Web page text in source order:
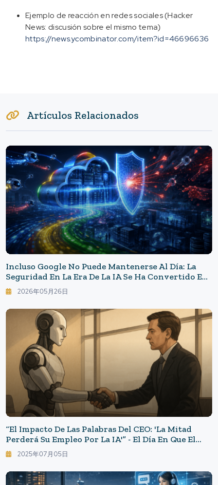
Ejemplo de reacción en redes sociales (Hacker
News: discusión sobre el mismo tema)
https://news.ycombinator.com/item?id=46696636
Artículos Relacionados
Incluso Google No Puede Mantenerse Al Día: La
Seguridad En La Era De La IA Se Ha Convertido En
Una Lucha "en Cuestión De Segundos"
2026年05月26日
“El Impacto De Las Palabras Del CEO: 'La Mitad
Perderá Su Empleo Por La IA'” - El Día En Que El
Futuro Del Trabajo Comenzó A Cambiar
2025年07月05日